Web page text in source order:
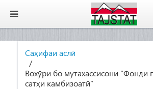
Саҳифаи аслӣ
Вохӯри бо мутахассисони “Фонди
сатҳи камбизоатӣ”